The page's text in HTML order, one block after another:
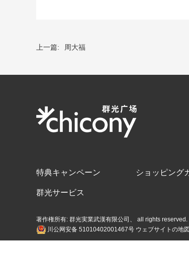
上一篇: 周大福
特典キャンペーン ショッピング
群光サービス
著作権所有: 群光実業武漢有限公司、 all rights reserved.
川公网安备 51010402001467号 ウェブサイトの地図